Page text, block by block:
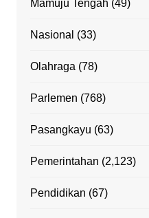
Mamuju Tengah (49)
Nasional (33)
Olahraga (78)
Parlemen (768)
Pasangkayu (63)
Pemerintahan (2,123)
Pendidikan (67)